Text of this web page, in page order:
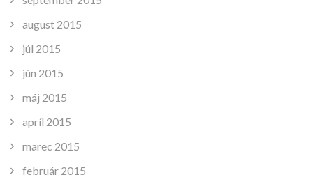
august 2015
júl 2015
jún 2015
máj 2015
apríl 2015
marec 2015
február 2015